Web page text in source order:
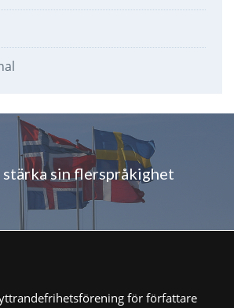
sin flerspråkighet
för författare